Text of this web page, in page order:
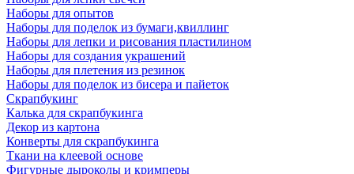
Наборы для опытов
Наборы для поделок из бумаги,квиллинг
Наборы для лепки и рисования пластилином
Наборы для создания украшений
Наборы для плетения из резинок
Наборы для поделок из бисера и пайеток
Скрапбукинг
Калька для скрапбукинга
Декор из картона
Конверты для скрапбукинга
Ткани на клеевой основе
Фигурные дыроколы и кримперы